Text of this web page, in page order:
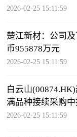
2026-02-25 15:11:59
楚江新材：公司
币955878万元
2026-02-25 15:11:59
白云山
满品种接续采购
2026-02-25 15:11:59